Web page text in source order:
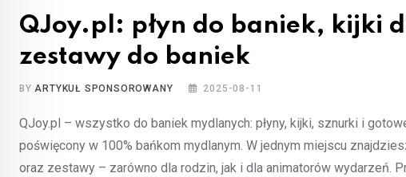
QJoy.pl: płyn do baniek, kijki
zestawy do baniek
BY ARTYKUŁ SPONSOROWANY 2025-08-11
QJoy.pl – wszystko do baniek mydlanych: płyny, kijki, sznurki i
poświęcony w 100% bańkom mydlanym. W jednym miejscu
oraz zestawy – zarówno dla rodzin, jak i dla animatorów wydarzeń.